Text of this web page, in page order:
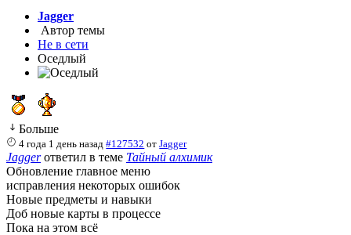
Jagger
Автор темы
Не в сети
Оседлый
Больше
4 года 1 день назад #127532 отJagger
Jaggerответил в теме Тайный алхимик
Обновление главное меню
исправления некоторых ошибок
Новые предметы и навыки
Доб новые карты в процессе
Пока на этом всё